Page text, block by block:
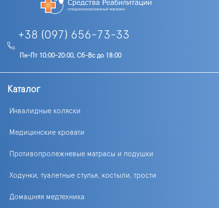
+38 (097) 656-73-33
Пн-Пт 10:00-20:00, Сб-Вс до 18:00
Каталог
Инвалидные коляски
Медицинские кровати
Противопролежневые матрасы и подушки
Ходунки, туалетные стулья, костыли, трости
Домашняя медтехника